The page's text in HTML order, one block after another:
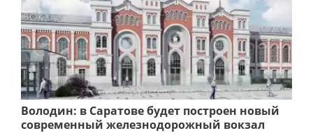
Володин: в Саратове будет построен новый
современный железнодорожный вокзал